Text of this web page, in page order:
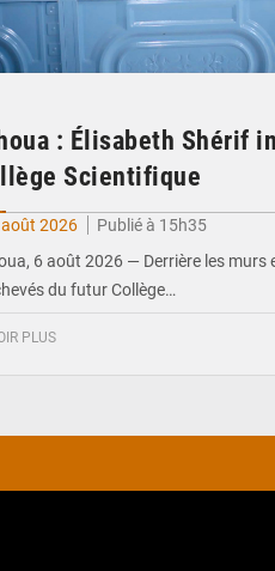
: Élisabeth Shérif
Scientifique
août 2026
Publié à 15h35
6 août 2026 — Derrière les murs
du futur Collège…
PLUS